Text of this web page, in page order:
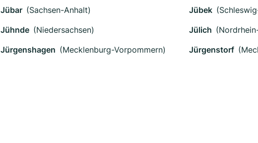
Jübar (Sachsen-Anhalt) Jübek
Jühnde (Niedersachsen) Jülich
Jürgenshagen (Mecklenburg-Vorpommern) Jürgenstorf